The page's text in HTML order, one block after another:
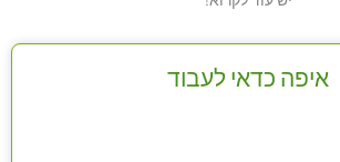
איפה כדאי לעבוד